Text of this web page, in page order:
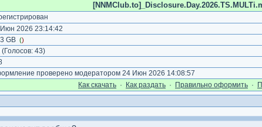
2026 23:14:42
GB ()
(Голосов: 43)
проверено модератором 24 Июн 2026 14:08:57
Как cкачать · Как раздать · Правильно оформить ·